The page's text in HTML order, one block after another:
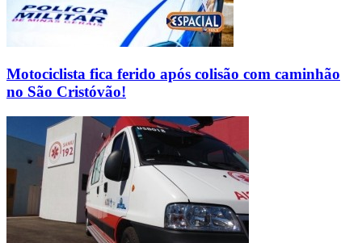
Motociclista fica ferido após colisão com caminhão
no São Cristóvão!